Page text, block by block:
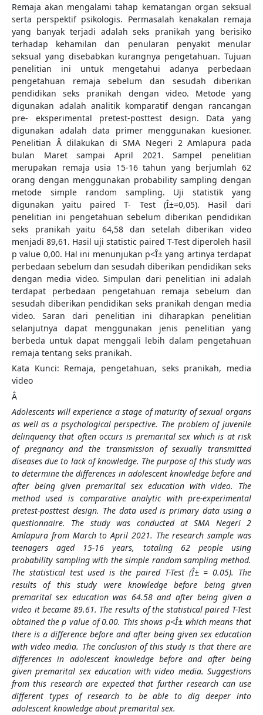
Remaja akan mengalami tahap kematangan organ seksual
serta perspektif psikologis. Permasalah kenakalan remaja
yang banyak terjadi adalah seks pranikah yang berisiko
terhadap kehamilan dan penularan penyakit menular
seksual yang disebabkan kurangnya pengetahuan. Tujuan
penelitian ini untuk mengetahui adanya perbedaan
pengetahuan remaja sebelum dan sesudah diberikan
pendidikan seks pranikah dengan video. Metode yang
digunakan adalah analitik komparatif dengan rancangan
pre- eksperimental pretest-posttest design. Data yang
digunakan adalah data primer menggunakan kuesioner.
Penelitian Â dilakukan di SMA Negeri 2 Amlapura pada
bulan Maret sampai April 2021. Sampel penelitian
merupakan remaja usia 15-16 tahun yang berjumlah 62
orang dengan menggunakan probability sampling dengan
metode simple random sampling. Uji statistik yang
digunakan yaitu paired T- Test (Î±=0,05). Hasil dari
penelitian ini pengetahuan sebelum diberikan pendidikan
seks pranikah yaitu 64,58 dan setelah diberikan video
menjadi 89,61. Hasil uji statistic paired T-Test diperoleh hasil
p value 0,00. Hal ini menunjukan p<Î± yang artinya terdapat
perbedaan sebelum dan sesudah diberikan pendidikan seks
dengan media video. Simpulan dari penelitian ini adalah
terdapat perbedaan pengetahuan remaja sebelum dan
sesudah diberikan pendidikan seks pranikah dengan media
video. Saran dari penelitian ini diharapkan penelitian
selanjutnya dapat menggunakan jenis penelitian yang
berbeda untuk dapat menggali lebih dalam pengetahuan
remaja tentang seks pranikah.
Kata Kunci: Remaja, pengetahuan, seks pranikah, media
video
Â
Adolescents will experience a stage of maturity of sexual organs
as well as a psychological perspective. The problem of juvenile
delinquency that often occurs is premarital sex which is at risk
of pregnancy and the transmission of sexually transmitted
diseases due to lack of knowledge. The purpose of this study was
to determine the differences in adolescent knowledge before and
after being given premarital sex education with video. The
method used is comparative analytic with pre-experimental
pretest-posttest design. The data used is primary data using a
questionnaire. The study was conducted at SMA Negeri 2
Amlapura from March to April 2021. The research sample was
teenagers aged 15-16 years, totaling 62 people using
probability sampling with the simple random sampling method.
The statistical test used is the paired T-Test (Î± = 0.05). The
results of this study were knowledge before being given
premarital sex education was 64.58 and after being given a
video it became 89.61. The results of the statistical paired T-Test
obtained the p value of 0.00. This shows p<Î± which means that
there is a difference before and after being given sex education
with video media. The conclusion of this study is that there are
differences in adolescent knowledge before and after being
given premarital sex education with video media. Suggestions
from this research are expected that further research can use
different types of research to be able to dig deeper into
adolescent knowledge about premarital sex.